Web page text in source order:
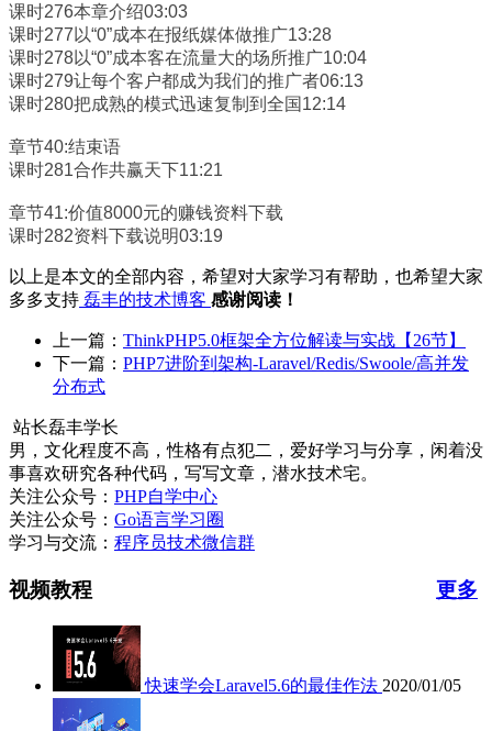
课时276本章介绍03:03
课时277以“0”成本在报纸媒体做推广13:28
课时278以“0”成本客在流量大的场所推广10:04
课时279让每个客户都成为我们的推广者06:13
课时280把成熟的模式迅速复制到全国12:14
章节40:结束语
课时281合作共赢天下11:21
章节41:价值8000元的赚钱资料下载
课时282资料下载说明03:19
以上是本文的全部内容，希望对大家学习有帮助，也希望大家
多多支持 磊丰的技术博客 感谢阅读！
上一篇： ThinkPHP5.0框架全方位解读与实战【26节】
下一篇： PHP7进阶到架构-Laravel/Redis/Swoole/高并发
分布式
站长磊丰学长
男，文化程度不高，性格有点犯二，爱好学习与分享，闲着没
事喜欢研究各种代码，写写文章，潜水技术宅。
关注公众号： PHP自学中心
关注公众号： Go语言学习圈
学习与交流： 程序员技术微信群
视频教程 更多
快速学会Laravel5.6的最佳作法 2020/01/05